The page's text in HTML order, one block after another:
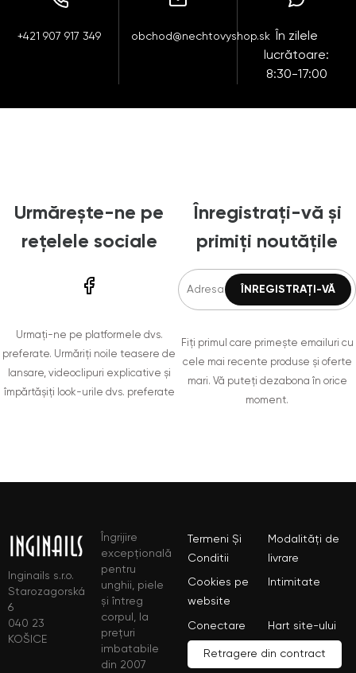
+421 907 917 349 obchod@nechtovyshop.sk
În zilele
lucrătoare:
8:30-17:00
Urmărește-ne pe
rețelele sociale
Urmați-ne pe platformele dvs.
preferate. Urmăriți noile teasere de
lansare, videoclipuri explicative și
împărtășiți look-urile dvs. preferate
Înregistrați-vă și
primiți noutățile
Fiți primul care primește emailuri cu
cele mai recente produse și oferte
mari. Vă puteți dezabona în orice
moment.
Inginails s.r.o.
Starozagorská
6
040 23
KOŠICE
Îngrijire
excepțională
pentru
unghii, piele
și întreg
corpul, la
prețuri
imbatabile
din 2007
Termeni Și
Conditii
Modalități de
livrare
Cookies pe
website
Intimitate
Conectare Hart site-ului
Retragere din contract